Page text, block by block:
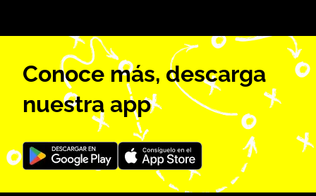
Conoce más, descarga
nuestra app